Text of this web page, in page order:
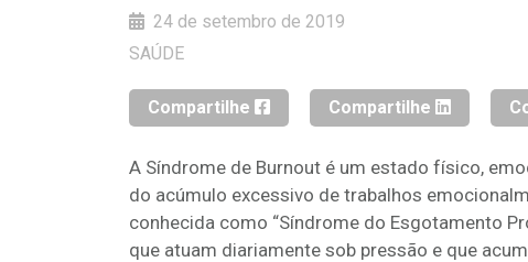
24 de setembro de 2019
SAÚDE
Compartilhe Compartilhe
A Síndrome de Burnout é um estado físico,
do acúmulo excessivo de trabalhos
conhecida como “Síndrome do Esgotamento
que atuam diariamente sob pressão e que